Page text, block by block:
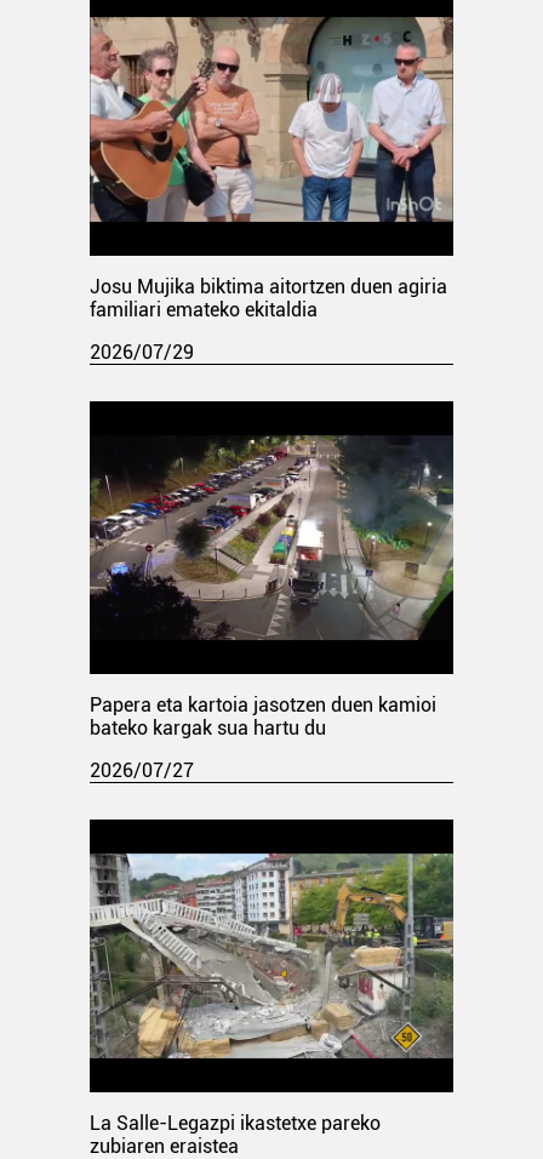
Josu Mujika biktima aitortzen duen agiria
familiari emateko ekitaldia
2026/07/29
Papera eta kartoia jasotzen duen kamioi
bateko kargak sua hartu du
2026/07/27
La Salle-Legazpi ikastetxe pareko
zubiaren eraistea